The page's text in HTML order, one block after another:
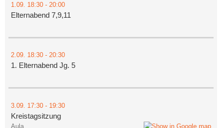
1.09. 18:30 - 20:00
Elternabend 7,9,11
2.09. 18:30 - 20:30
1. Elternabend Jg. 5
3.09. 17:30 - 19:30
Kreistagsitzung
Aula